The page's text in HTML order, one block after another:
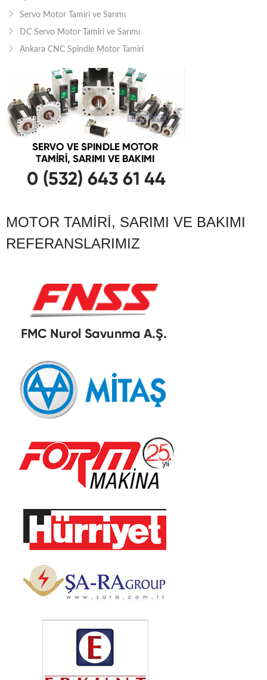
Servo Motor Tamiri ve Sarımı
DC Servo Motor Tamiri ve Sarımı
Ankara CNC Spindle Motor Tamiri
MOTOR TAMIRI, SARIMI VE BAKIMI
REFERANSLARIMIZ